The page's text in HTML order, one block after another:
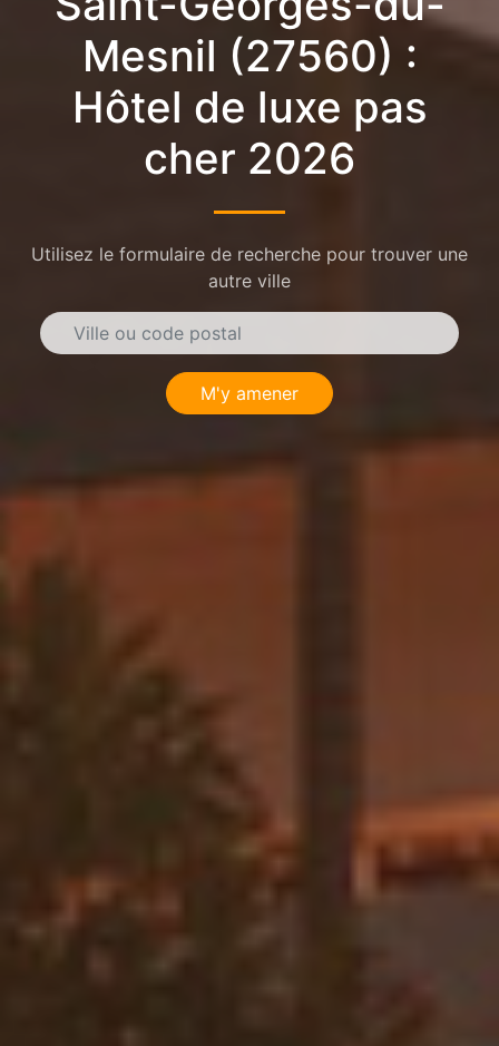
Mesnil (27560) :
Hôtel de luxe pas
cher 2026
Utilisez le formulaire de recherche pour trouver une
autre ville
M'y amener